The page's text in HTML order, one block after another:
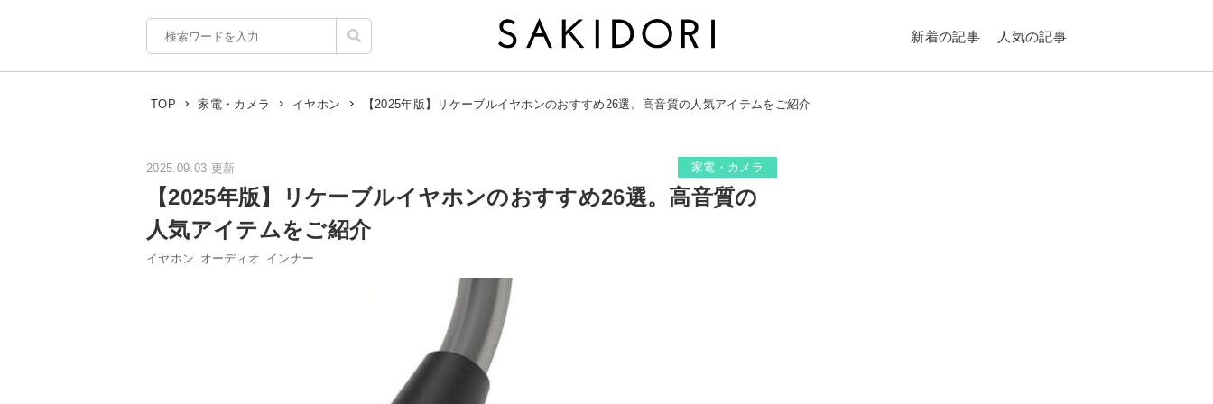
新着の記事 人気の記事
TOP 家電・カメラ イヤホン 【2025年版】リケーブルイヤホンのおすすめ26選。高音質の人気アイテムをご紹介
2025.09.03 更新 家電・カメラ
【2025年版】リケーブルイヤホンのおすすめ26選。高音質の
人気アイテムをご紹介
イヤホン オーディオ インナー